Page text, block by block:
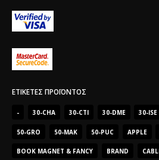
ΕΤΙΚΈΤΕΣ ΠΡΟΪΌΝΤΟΣ
- 30-CHA 30-CTI 30-DME 30-ISE
50-GRO 50-MAK 50-PUC APPLE
BOOK MAGNET & FANCY BRAND